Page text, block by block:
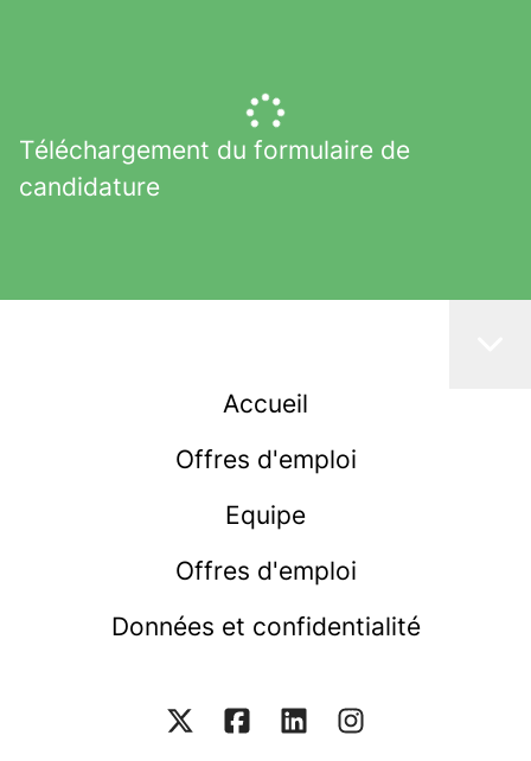
Téléchargement du formulaire de
candidature
Accueil
Offres d'emploi
Equipe
Offres d'emploi
Données et confidentialité